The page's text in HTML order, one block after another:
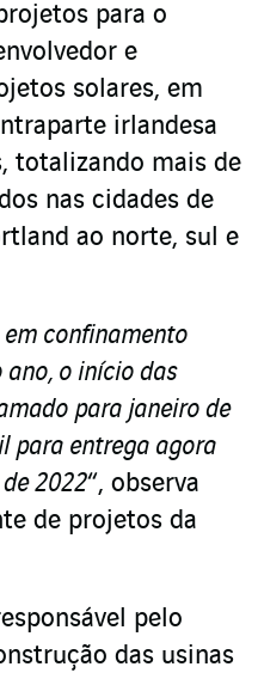
para o
e
solares, em
irlandesa
totalizando mais de
nas cidades de
ao norte, sul e
confinamento
o início das
para janeiro de
para entrega agora
2022“, observa
de projetos da
pelo
das usinas